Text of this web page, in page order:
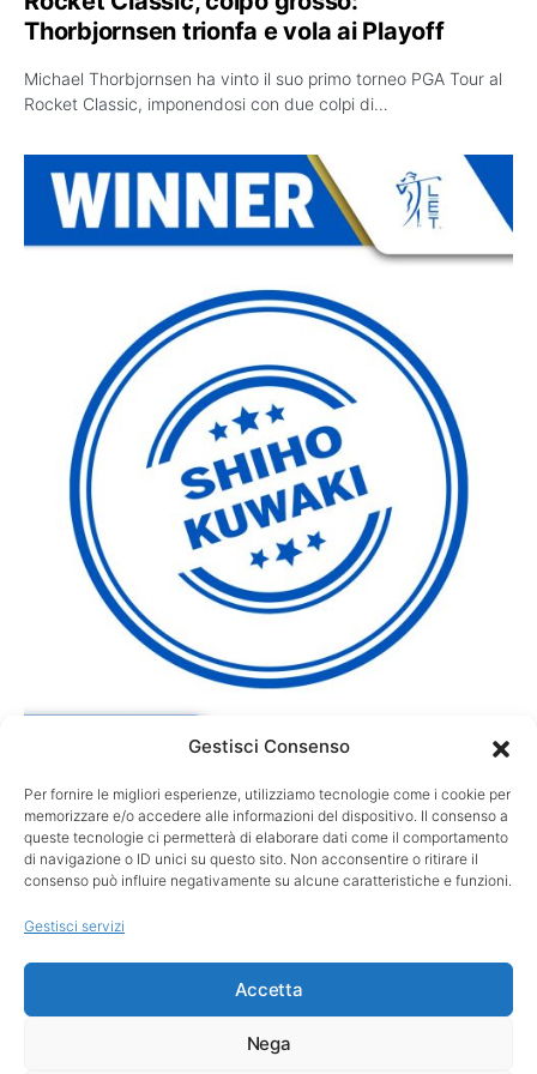
Gestisci Consenso
Per fornire le migliori esperienze, utilizziamo tecnologie come i cookie per
memorizzare e/o accedere alle informazioni del dispositivo. Il consenso a
queste tecnologie ci permetterà di elaborare dati come il comportamento
di navigazione o ID unici su questo sito. Non acconsentire o ritirare il
consenso può influire negativamente su alcune caratteristiche e funzioni.
Gestisci servizi
Accetta
Nega
Thorbjornsen trionfa e vola ai Playoff
Michael Thorbjornsen ha vinto il suo primo torneo PGA Tour al
Rocket Classic, imponendosi con due colpi di…
GARE
Kuwaki regina a Royal Lytham: suo l’AIG
Women’s Open al playoff
Shiho Kuwaki è la nuova campionessa dell’AIG Women’s Open.